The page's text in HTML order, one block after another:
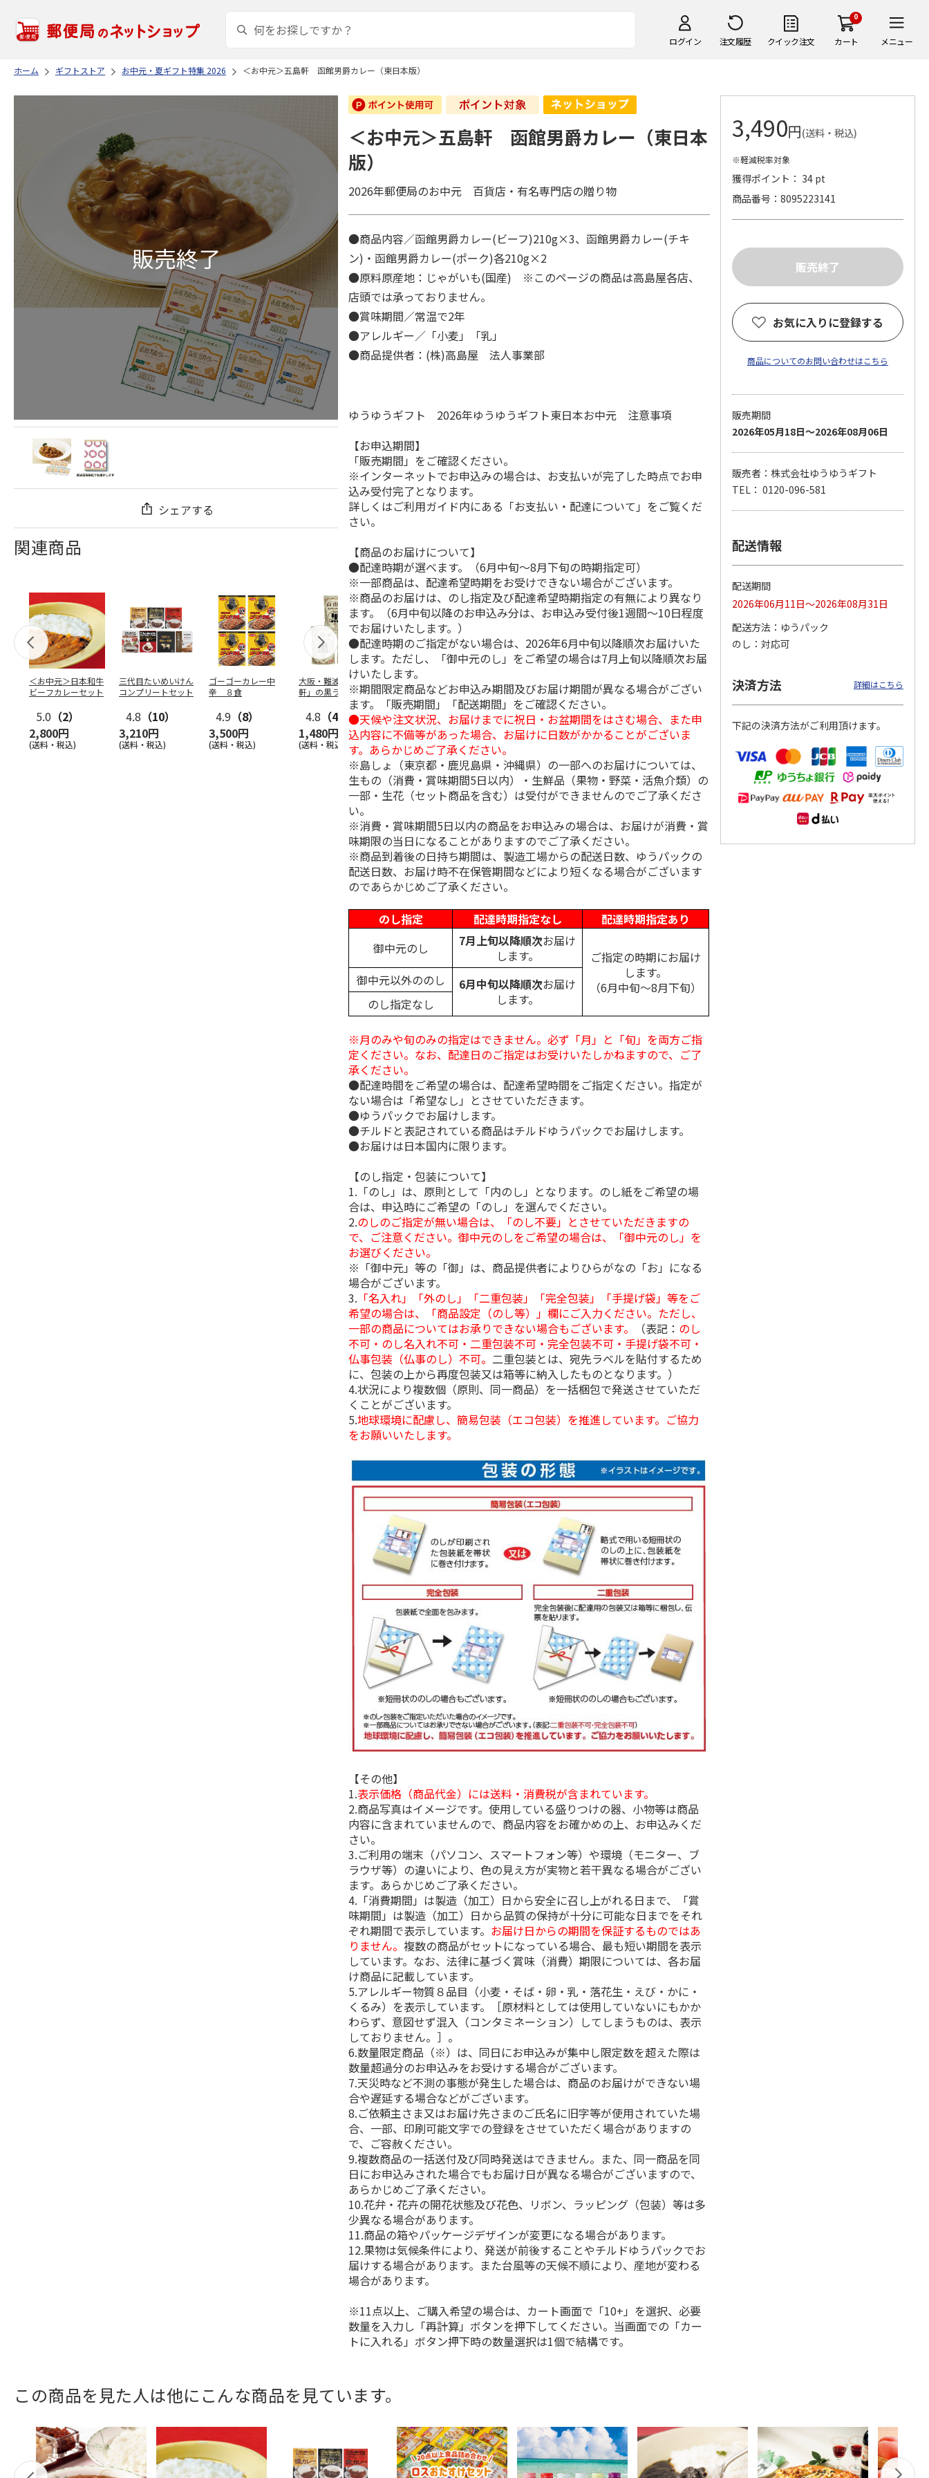
ログイン 注文履歴 クイック注文
0
カート メニュー
ホーム ギフトストア お中元・夏ギフト特集 2026 ＜お中元＞五島軒 函館男爵カレー（東日本版）
シェアする
関連商品
＜お中元＞日本和牛
ビーフカレーセット
5.0 （2）
2,800円
(送料・税込)
三代目たいめいけん
コンプリートセット
4.8 （10）
3,210円
(送料・税込)
ゴーゴーカレー中
辛 ８食
4.9 （8）
3,500円
(送料・税込)
大阪・難波 「自由
軒」の黒ラベルカレ
ー Ａ（３食）
4.8 （4）
1,480円
(送料・税込)
牛たんカレー ３食
4.5（2）
1,500円
(送料・税込)
ーフカレー甘口 Ａ
（４食）
4.2（5）
1,000円
(送料・税込)
ー Ｂ（６食）
3.3（3）
2,980円
宮崎黒毛和牛ビーフ
カレー ４食
4.8（5）
1,520円
ぜいたく牛すじカレ
ー Ａ（３食）
1,500円
大阪・難波 「自由
軒」の黒ラベルカレ
ー Ｂ（１０食）
3,780円
(送料・税込)
＜お中元＞五島軒 函館男爵カレー（東日本
版）
2026年郵便局のお中元 百貨店・有名専門店の贈り物
●商品内容／函館男爵カレー(ビーフ)210g×3、函館男爵カレー(チキ
ン)・函館男爵カレー(ポーク)各210g×2
●原料原産地：じゃがいも(国産) ※このページの商品は高島屋各店、
店頭では承っておりません。
●賞味期間／常温で2年
●アレルギー／「小麦」「乳」
●商品提供者：(株)高島屋 法人事業部
ゆうゆうギフト 2026年ゆうゆうギフト東日本お中元 注意事項
【お申込期間】
「販売期間」をご確認ください。
※インターネットでお申込みの場合は、お支払いが完了した時点でお申
込み受付完了となります。
詳しくはご利用ガイド内にある「お支払い・配達について」をご覧くだ
さい。
【商品のお届けについて】
●配達時期が選べます。（6月中旬～8月下旬の時期指定可）
※一部商品は、配達希望時期をお受けできない場合がございます。
※商品のお届けは、のし指定及び配達希望時期指定の有無により異なり
ます。（6月中旬以降のお申込み分は、お申込み受付後1週間～10日程度
でお届けいたします。）
●配達時期のご指定がない場合は、2026年6月中旬以降順次お届けいた
します。ただし、「御中元のし」をご希望の場合は7月上旬以降順次お届
けいたします。
※期間限定商品などお申込み期間及びお届け期間が異なる場合がござい
ます。「販売期間」「配送期間」をご確認ください。
●天候や注文状況、お届けまでに祝日・お盆期間をはさむ場合、また申
込内容に不備等があった場合、お届けに日数がかかることがございま
す。あらかじめご了承ください。
※島しょ（東京都・鹿児島県・沖縄県）の一部へのお届けについては、
生もの（消費・賞味期間5日以内）・生鮮品（果物・野菜・活魚介類）の
一部・生花（セット商品を含む）は受付ができませんのでご了承くださ
い。
※消費・賞味期間5日以内の商品をお申込みの場合は、お届けが消費・賞
味期限の当日になることがありますのでご了承ください。
※商品到着後の日持ち期間は、製造工場からの配送日数、ゆうパックの
配送日数、お届け時不在保管期間などにより短くなる場合がございます
のであらかじめご了承ください。
のし指定
配達時期指定なし
配達時期指定あり
御中元のし
7月上旬以降順次お届け
します。
ご指定の時期にお届け
します。
（6月中旬～8月下旬）
御中元以外ののし 6月中旬以降順次お届け
します。
のし指定なし
※月のみや旬のみの指定はできません。必ず「月」と「旬」を両方ご指
定ください。なお、配達日のご指定はお受けいたしかねますので、ご了
承ください。
●配達時間をご希望の場合は、配達希望時間をご指定ください。指定が
ない場合は「希望なし」とさせていただきます。
●ゆうパックでお届けします。
●チルドと表記されている商品はチルドゆうパックでお届けします。
●お届けは日本国内に限ります。
【のし指定・包装について】
1.「のし」は、原則として「内のし」となります。のし紙をご希望の場
合は、申込時にご希望の「のし」を選んでください。
2.のしのご指定が無い場合は、「のし不要」とさせていただきますの
で、ご注意ください。御中元のしをご希望の場合は、「御中元のし」を
お選びください。
※「御中元」等の「御」は、商品提供者によりひらがなの「お」になる
場合がございます。
3. 「名入れ」「外のし」「二重包装」「完全包装」「手提げ袋」等をご
希望の場合は、「商品設定（のし等）」欄にご入力ください。ただし、
一部の商品についてはお承りできない場合もございます。
（表記： のし
不可・のし名入れ不可・二重包装不可・完全包装不可・手提げ袋不可・
仏事包装（仏事のし）不可。 二重包装とは、宛先ラベルを貼付するため
に、包装の上から再度包装又は箱等に納入したものとなります。）
4.状況により複数個（原則、同一商品）を一括梱包で発送させていただ
くことがございます。
5.地球環境に配慮し、簡易包装（エコ包装）を推進しています。ご協力
をお願いいたします。
【その他】
1.表示価格（商品代金）には送料・消費税が含まれています。
2.商品写真はイメージです。使用している盛りつけの器、小物等は商品
内容に含まれていませんので、商品内容をお確かめの上、お申込みくだ
さい。
3.ご利用の端末（パソコン、スマートフォン等）や環境（モニター、ブ
ラウザ等）の違いにより、色の見え方が実物と若干異なる場合がござい
ます。あらかじめご了承ください。
4.「消費期間」は製造（加工）日から安全に召し上がれる日まで、「賞
味期間」は製造（加工）日から品質の保持が十分に可能な日までをそれ
ぞれ期間で表示しています。 お届け日からの期間を保証するものではあ
りません。複数の商品がセットになっている場合、最も短い期間を表示
しています。なお、法律に基づく賞味（消費）期限については、各お届
け商品に記載しています。
5.アレルギー物質８品目（小麦・そば・卵・乳・落花生・えび・かに・
くるみ）を表示しています。［原材料としては使用していないにもかか
わらず、意図せず混入（コンタミネーション）してしまうものは、表示
しておりません。］。
6.数量限定商品（※）は、同日にお申込みが集中し限定数を超えた際は
数量超過分のお申込みをお受けする場合がございます。
7.天災時など不測の事態が発生した場合は、商品のお届けができない場
合や遅延する場合などがございます。
8.ご依頼主さま又はお届け先さまのご氏名に旧字等が使用されていた場
合、一部、印刷可能文字での登録をさせていただく場合がありますの
で、ご容赦ください。
9.複数商品の一括送付及び同時発送はできません。また、同一商品を同
日にお申込みされた場合でもお届け日が異なる場合がございますので、
あらかじめご了承ください。
10.花弁・花卉の開花状態及び花色、リボン、ラッピング（包装）等は多
少異なる場合があります。
11.商品の箱やパッケージデザインが変更になる場合があります。
12.果物は気候条件により、発送が前後することやチルドゆうパックでお
届けする場合があります。また台風等の天候不順により、産地が変わる
場合があります。
※11点以上、ご購入希望の場合は、カート画面で「10+」を選択、必要
数量を入力し「再計算」ボタンを押下してください。当画面での「カー
トに入れる」ボタン押下時の数量選択は1個で結構です。
3,490円(送料・税込)
※軽減税率対象
獲得ポイント： 34 pt
商品番号
8095223141
お気に入りに登録する
商品についてのお問い合わせはこちら
販売期間
2026年05月18日～2026年08月06日
販売者：株式会社ゆうゆうギフト
TEL： 0120-096-581
配送情報
配送期間
2026年06月11日～2026年08月31日
配送方法
ゆうパック
のし
対応可
決済方法 詳細はこちら
下記の決済方法がご利用頂けます。
この商品を見た人は他にこんな商品を見ています。